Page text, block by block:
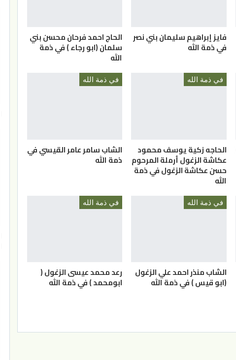
فايز إبراهيم سليمان بني نصر
في ذمة الله
الحاج احمد فرحان محسن بني
سلمان (ابو رجاء ) في ذمة
الله
في ذمة الله
الحاجه زكية يوسف محمود
عكاشة الزغول أرملة المرحوم
حسن عكاشة الزغول في ذمة
الله
في ذمة الله
الشاب سامر عامر القيسي في
ذمة الله
في ذمة الله
الشاب منذر احمد علي الزغول
(ابو قيس ) في ذمة الله
في ذمة الله
رعد محمد عيسى الزغول (
ابومحمد ) في ذمة الله